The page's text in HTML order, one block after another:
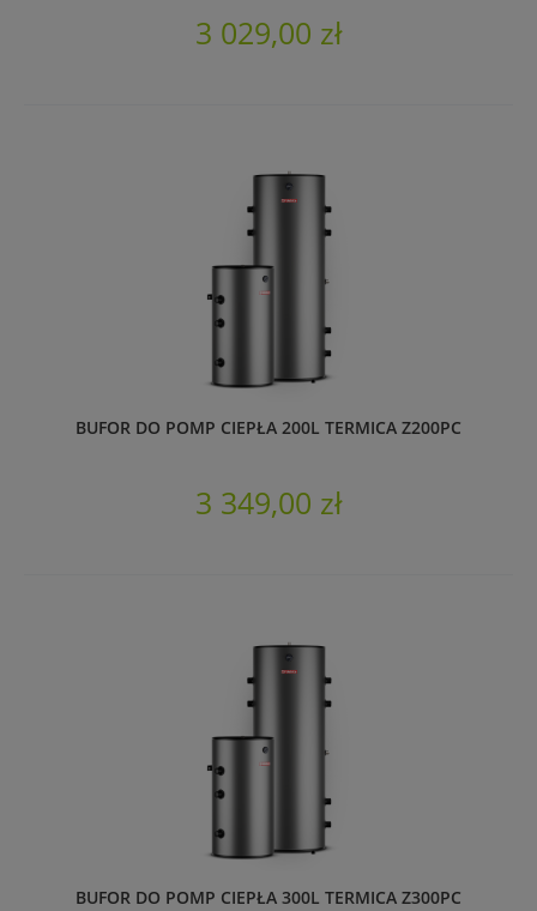
3 029,00 zł
BUFOR DO POMP CIEPŁA 200L TERMICA Z200PC
3 349,00 zł
BUFOR DO POMP CIEPŁA 300L TERMICA Z300PC